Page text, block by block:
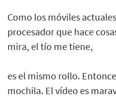
Como los móviles
procesador que hace
mira, el tío me tiene,
es el mismo rollo.
mochila. El vídeo es